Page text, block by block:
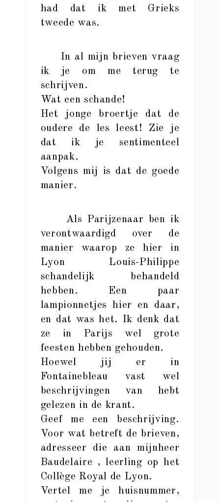
had dat ik met Grieks
tweede was.
In al mijn brieven vraag
ik je om me terug te
schrijven.
Wat een schande!
Het jonge broertje dat de
oudere de les leest! Zie je
dat ik je sentimenteel
aanpak.
Volgens mij is dat de goede
manier.
Als Parijzenaar ben ik
verontwaardigd over de
manier waarop ze hier in
Lyon Louis-Philippe
schandelijk behandeld
hebben. Een paar
lampionnetjes hier en daar,
en dat was het. Ik denk dat
ze in Parijs wel grote
feesten hebben gehouden.
Hoewel jij er in
Fontainebleau vast wel
beschrijvingen van hebt
gelezen in de krant.
Geef me een beschrijving.
Voor wat betreft de brieven,
adresseer die aan mijnheer
Baudelaire , leerling op het
Collège Royal de Lyon.
Vertel me je huisnummer,